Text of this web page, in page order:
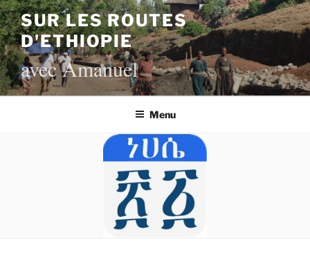
Aller
au
contenu
principal
SUR LES ROUTES
D'ETHIOPIE
avec Amanuel
Menu